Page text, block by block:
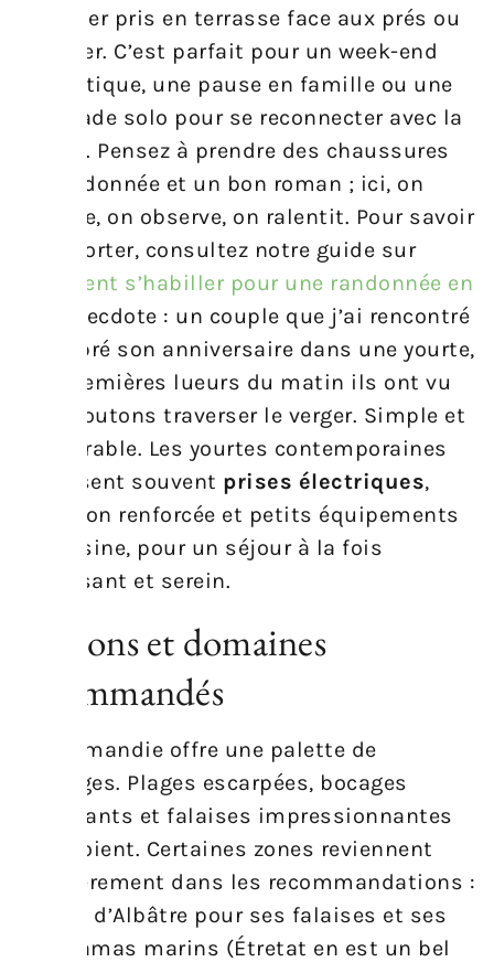
déjeuner pris en terrasse face aux prés ou
à la mer. C’est parfait pour un week-end
romantique, une pause en famille ou une
escapade solo pour se reconnecter avec la
nature. Pensez à prendre des chaussures
de randonnée et un bon roman ; ici, on
marche, on observe, on ralentit. Pour savoir
quoi porter, consultez notre guide sur
comment s’habiller pour une randonnée en
. Anecdote : un couple que j’ai rencontré
a célébré son anniversaire dans une yourte,
aux premières lueurs du matin ils ont vu
des moutons traverser le verger. Simple et
mémorable. Les yourtes contemporaines
proposent souvent prises électriques,
isolation renforcée et petits équipements
de cuisine, pour un séjour à la fois
dépaysant et serein.
Régions et domaines
recommandés
La Normandie offre une palette de
paysages. Plages escarpées, bocages
verdoyants et falaises impressionnantes
se côtoient. Certaines zones reviennent
régulièrement dans les recommandations :
la côte d’Albâtre pour ses falaises et ses
panoramas marins (Étretat en est un bel